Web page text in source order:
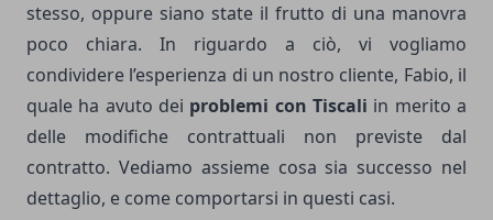
stesso, oppure siano state il frutto di una manovra
poco chiara. In riguardo a ciò, vi vogliamo
condividere l’esperienza di un nostro cliente, Fabio, il
quale ha avuto dei problemi con Tiscali in merito a
delle modifiche contrattuali non previste dal
contratto. Vediamo assieme cosa sia successo nel
dettaglio, e come comportarsi in questi casi.